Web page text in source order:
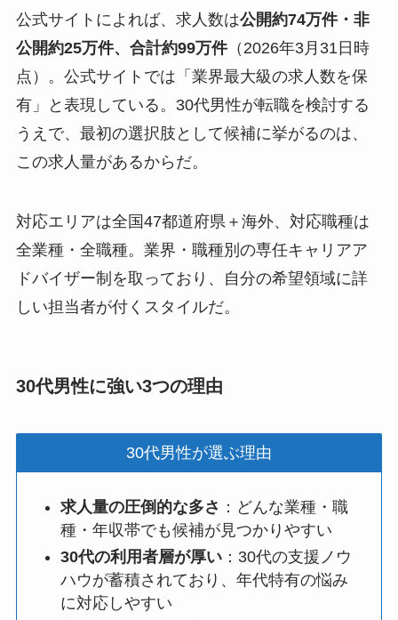
公式サイトによれば、求人数は公開約74万件・非
公開約25万件、合計約99万件（2026年3月31日時
点）。公式サイトでは「業界最大級の求人数を保
有」と表現している。30代男性が転職を検討する
うえで、最初の選択肢として候補に挙がるのは、
この求人量があるからだ。
対応エリアは全国47都道府県＋海外、対応職種は
全業種・全職種。業界・職種別の専任キャリアア
ドバイザー制を取っており、自分の希望領域に詳
しい担当者が付くスタイルだ。
30代男性に強い3つの理由
30代男性が選ぶ理由
求人量の圧倒的な多さ ：どんな業種・職
種・年収帯でも候補が見つかりやすい
30代の利用者層が厚い ：30代の支援ノウ
ハウが蓄積されており、年代特有の悩み
に対応しやすい